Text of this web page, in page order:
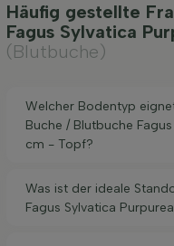
Häufig gestellte
Fagus Sylvatica
(Blutbuche)
Welcher Bodentyp
Buche / Blutbuche
cm - Topf?
Was ist der ideale
Fagus Sylvatica